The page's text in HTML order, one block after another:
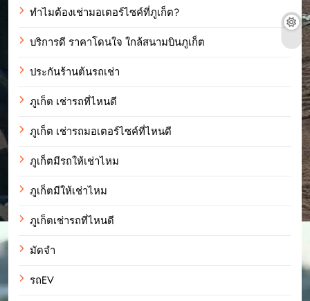
ทำไมต้องเช่ามอเตอร์ไซค์ที่ภูเก็ต?
บริการดี ราคาโดนใจ ใกล้สนามบินภูเก็ต
ประกันร้านต้นรถเช่า
ภูเก็ต เช่ารถที่ไหนดี
ภูเก็ต เช่ารถมอเตอร์ไซค์ที่ไหนดี
ภูเก็ตมีรถให้เช่าไหม
ภูเก็ตมีให้เช่าไหม
ภูเก็ตเช่ารถที่ไหนดี
มัดจำ
รถEV